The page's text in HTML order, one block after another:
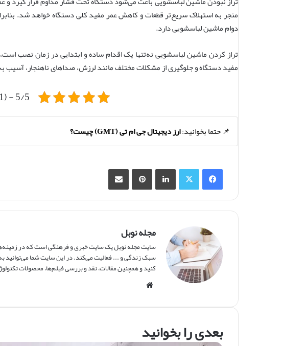
منجر به استهلاک سریع‌تر قطعات و کاهش عمر مفید کلی دستگاه خواهد شد.
دوام ماشین لباسشویی دارد.
تراز کردن ماشین لباسشویی نه‌تنها یک اقدام ساده و ابتدایی در زمان نصب
مفید دستگاه و جلوگیری از مشکلات مختلف مانند لرزش، صداهای ناهنجار، آسیب
5/5 - (1 امتیاز)
📌 حتما بخوانید:ارز دیجیتال جی ام تی (GMT) چیست؟
فیس بوک X لینکدین ‫پین‌ترست
مجله نوبل
سایت مجله نوبل یک سایت خبری و فرهنگی است که در
سبک زندگی و ... فعالیت می‌کند. در این سایت شما می‌توانید
کنید و همچنین مقالات، نقد و بررسی فیلم‌ها، محصولات
بعدی را بخوانید